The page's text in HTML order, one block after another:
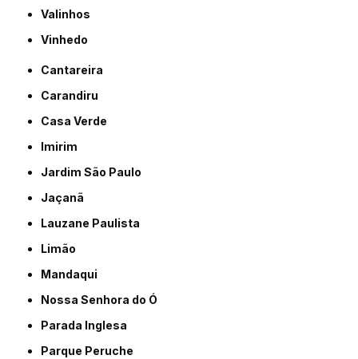
Valinhos
Vinhedo
Cantareira
Carandiru
Casa Verde
Imirim
Jardim São Paulo
Jaçanã
Lauzane Paulista
Limão
Mandaqui
Nossa Senhora do Ó
Parada Inglesa
Parque Peruche